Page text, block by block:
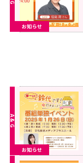
お知らせ
お知らせ